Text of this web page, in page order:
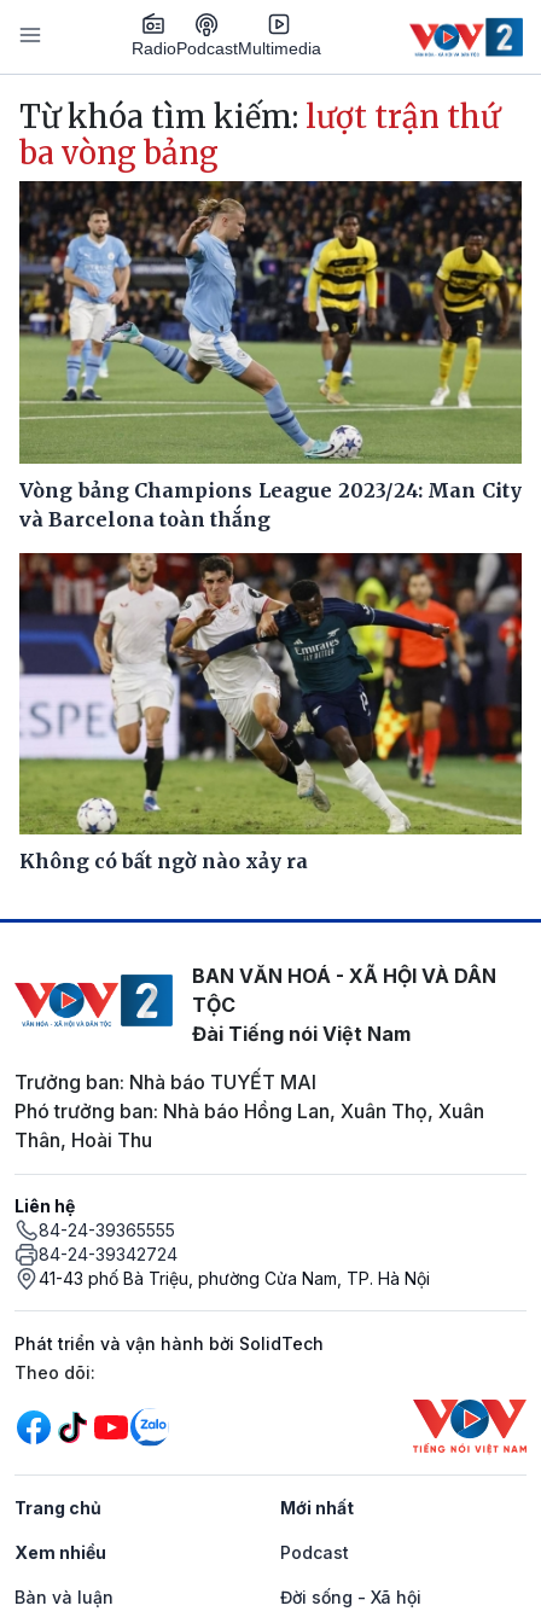
Nhảy đến nội dung
RadioPodcastMultimedia
Main navigation
Từ khóa tìm kiếm: lượt trận thứ
ba vòng bảng
Vòng bảng Champions League 2023/24: Man City
và Barcelona toàn thắng
Không có bất ngờ nào xảy ra
BAN VĂN HOÁ - XÃ HỘI VÀ DÂN
TỘC
Đài Tiếng nói Việt Nam
Trưởng ban: Nhà báo TUYẾT MAI
Phó trưởng ban: Nhà báo Hồng Lan, Xuân Thọ, Xuân
Thân, Hoài Thu
Liên hệ
84-24-39365555
84-24-39342724
41-43 phố Bà Triệu, phường Cửa Nam, TP. Hà Nội
Phát triển và vận hành bởi SolidTech
Mạng xã hội
Theo dõi:
Trang chủ Mới nhất
Xem nhiều Podcast
Bàn và luận Đời sống - Xã hội